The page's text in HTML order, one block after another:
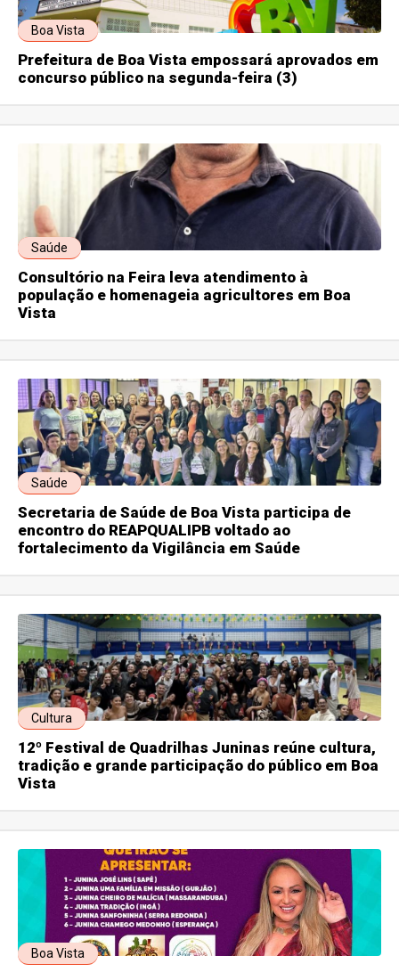
Boa Vista
Prefeitura de Boa Vista empossará aprovados em
concurso público na segunda-feira (3)
Saúde
Consultório na Feira leva atendimento à
população e homenageia agricultores em Boa
Vista
Saúde
Secretaria de Saúde de Boa Vista participa de
encontro do REAPQUALIPB voltado ao
fortalecimento da Vigilância em Saúde
Cultura
12º Festival de Quadrilhas Juninas reúne cultura,
tradição e grande participação do público em Boa
Vista
Boa Vista